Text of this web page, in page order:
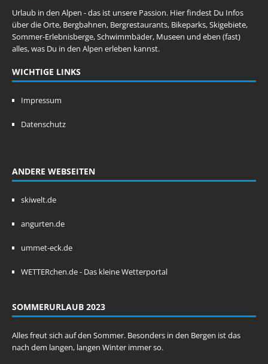
Urlaub in den Alpen - das ist unsere Passion. Hier findest Du Infos
über die Orte, Bergbahnen, Bergrestaurants, Bikeparks, Skigebiete,
Sommer-Erlebnisberge, Schwimmbäder, Museen und eben (fast)
alles, was Du in den Alpen erleben kannst.
WICHTIGE LINKS
Impressum
Datenschutz
ANDERE WEBSEITEN
skiwelt.de
angurten.de
ummet-eck.de
WETTERchen.de - Das kleine Wetterportal
SOMMERURLAUB 2023
Alles freut sich auf den Sommer. Besonders in den Bergen ist das
nach dem langen, langen Winter immer so.